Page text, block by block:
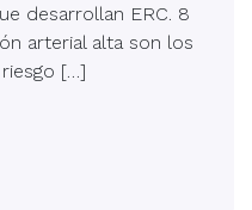
desarrollan ERC. 8
arterial alta son los
[…]